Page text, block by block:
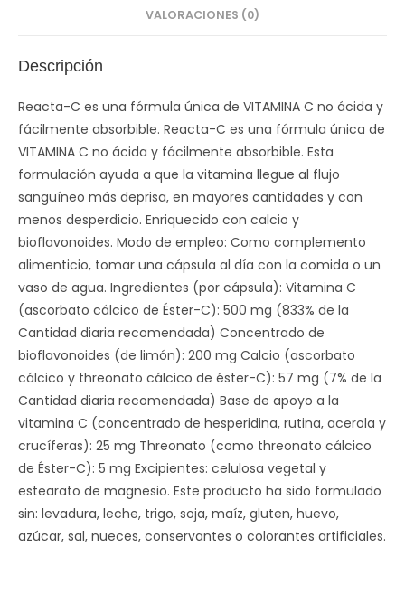
VALORACIONES (0)
Descripción
Reacta-C es una fórmula única de VITAMINA C no ácida y
fácilmente absorbible. Reacta-C es una fórmula única de
VITAMINA C no ácida y fácilmente absorbible. Esta
formulación ayuda a que la vitamina llegue al flujo
sanguíneo más deprisa, en mayores cantidades y con
menos desperdicio. Enriquecido con calcio y
bioflavonoides. Modo de empleo: Como complemento
alimenticio, tomar una cápsula al día con la comida o un
vaso de agua. Ingredientes (por cápsula): Vitamina C
(ascorbato cálcico de Éster-C): 500 mg (833% de la
Cantidad diaria recomendada) Concentrado de
bioflavonoides (de limón): 200 mg Calcio (ascorbato
cálcico y threonato cálcico de éster-C): 57 mg (7% de la
Cantidad diaria recomendada) Base de apoyo a la
vitamina C (concentrado de hesperidina, rutina, acerola y
crucíferas): 25 mg Threonato (como threonato cálcico
de Éster-C): 5 mg Excipientes: celulosa vegetal y
estearato de magnesio. Este producto ha sido formulado
sin: levadura, leche, trigo, soja, maíz, gluten, huevo,
azúcar, sal, nueces, conservantes o colorantes artificiales.